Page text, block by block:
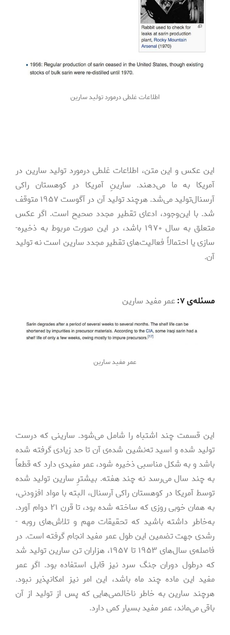
اطلاعات غلطی درمورد تولید سارین
این عکس و این متن، اطلاعات غلطی درمورد تولید سارین در
آمریکا به ما می‌­دهند. سارینِ آمریکا در کوهستان راکی
آرسنا‌‌ل‌تولید می‌­شد. هرچند تولید آن در آگوست ۱۹۵۷ متوقف
شد. با این‌­وجود، ادعای تقطیر مجدد صحیح است. اگر عکس
متعلق به سال ۱۹۷۰ باشد، در این صورت مربوط به ذخیره‌­
سازی یا احتمالاً فعالیت‌­های تقطیر مجدد سارین است نه تولید
آن.
مسئله‌­ی ۷: عمر مفید سارین
عمر مفید سارین
این قسمت چند اشتباه را شامل می‌­شود. سارینی که درست
تولید شده و اسید ته‌­نشین شده‌­ی آن تا حد زیادی گرفته شده
باشد و به شکل مناسبی ذخیره شود، عمر مفیدی دارد که قطعاً
به چند سال می­‌رسد نه چند هفته. بیشترِ سارین تولید شده
توسط آمریکا در کوهستان راکی آرسنال، البته با مواد افزودنی،
به همان خوبی روزی که ساخته شده بود، تا قرن ۲۱ دوام آورد.
به­‌خاطر داشته باشید که تحقیقات مهم و تلاش­‌های روبه ­
رشدی جهت تضمین این طول عمر مفید انجام گرفته است. در
فاصله‌­ی سال­‌های ۱۹۵۳ تا ۱۹۵۷، هزاران تن سارین تولید شد
که درطول دوران جنگ سرد نیز قابل استفاده بود. اگر عمر
مفید این ماده چند ماه باشد، این امر نیز امکان­پذیر نبود.
هرچند سارین به خاطر ناخالصی‌هایی که پس از تولید از آن
باقی می‌ماند، عمر مفید بسیار کمی دارد.